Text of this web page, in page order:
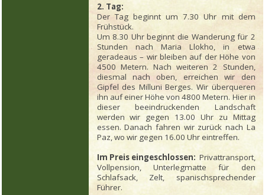
2. Tag:
Der Tag beginnt um 7.30 Uhr mit dem
Frühstück.
Um 8.30 Uhr beginnt die Wanderung für 2
Stunden nach Maria Llokho, in etwa
geradeaus – wir bleiben auf der Höhe von
4500 Metern. Nach weiteren 2 Stunden,
diesmal nach oben, erreichen wir den
Gipfel des Milluni Berges. Wir überqueren
ihn auf einer Höhe von 4800 Metern. Hier in
dieser beeindruckenden Landschaft
werden wir gegen 13.00 Uhr zu Mittag
essen. Danach fahren wir zurück nach La
Paz, wo wir gegen 16.00 Uhr eintreffen.
Im Preis eingeschlossen: Privattransport,
Vollpension, Unterlegmatte für den
Schlafsack, Zelt, spanischsprechender
Führer.